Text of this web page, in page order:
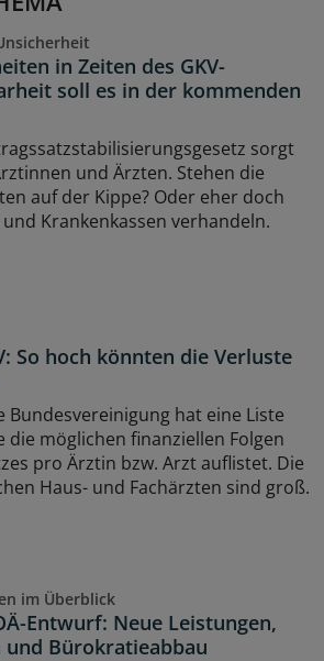
in Zeiten des GKV-
soll es in der kommenden
sorgt
und Ärzten. Stehen die
auf der Kippe? Oder eher doch
Krankenkassen verhandeln.
So hoch könnten die Verluste
Bundesvereinigung hat eine Liste
die möglichen finanziellen Folgen
pro Ärztin bzw. Arzt auflistet. Die
Haus- und Fachärzten sind groß.
im Überblick
Entwurf: Neue Leistungen,
Bürokratieabbau